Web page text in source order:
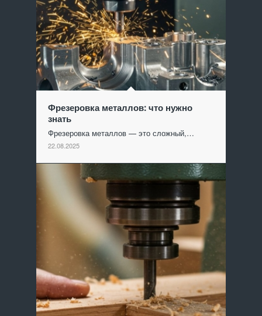
Фрезеровка металлов: что нужно
знать
Фрезеровка металлов — это сложный,…
22.08.2025